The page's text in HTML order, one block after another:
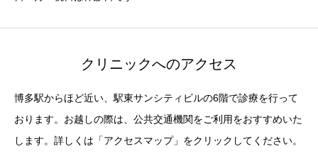
クリニックへのアクセス
博多駅からほど近い、駅東サンシティビルの6階で診療を行って
おります。お越しの際は、公共交通機関をご利用をおすすめいた
します。詳しくは「アクセスマップ」をクリックしてください。